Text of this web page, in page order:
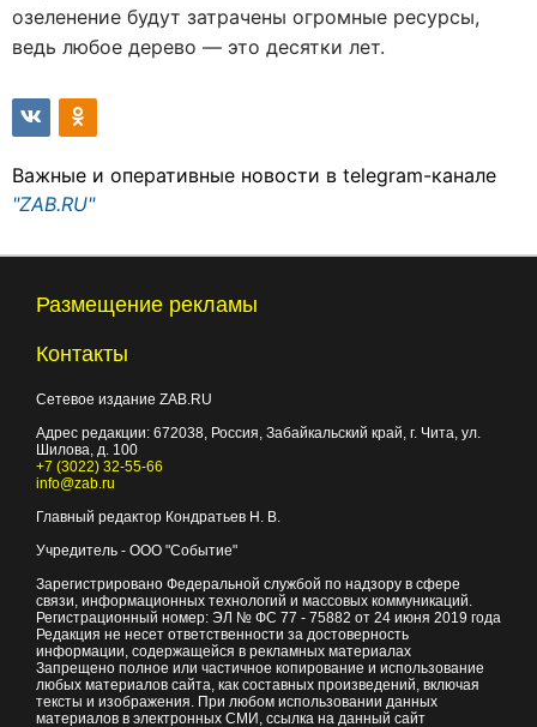
озеленение будут затрачены огромные ресурсы,
ведь любое дерево — это десятки лет.
Важные и оперативные новости в telegram-канале
"ZAB.RU"
Размещение рекламы
Контакты
Сетевое издание ZAB.RU
Адрес редакции: 672038, Россия, Забайкальский край, г. Чита, ул.
Шилова, д. 100
+7 (3022) 32-55-66
info@zab.ru
Главный редактор Кондратьев Н. В.
Учредитель - ООО "Событие"
Зарегистрировано Федеральной службой по надзору в сфере
связи, информационных технологий и массовых коммуникаций.
Регистрационный номер: ЭЛ № ФС 77 - 75882 от 24 июня 2019 года
Редакция не несет ответственности за достоверность
информации, содержащейся в рекламных материалах
Запрещено полное или частичное копирование и использование
любых материалов сайта, как составных произведений, включая
тексты и изображения. При любом использовании данных
материалов в электронных СМИ, ссылка на данный сайт